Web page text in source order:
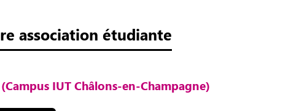
association étudiante
IUT Châlons-en-Champagne)